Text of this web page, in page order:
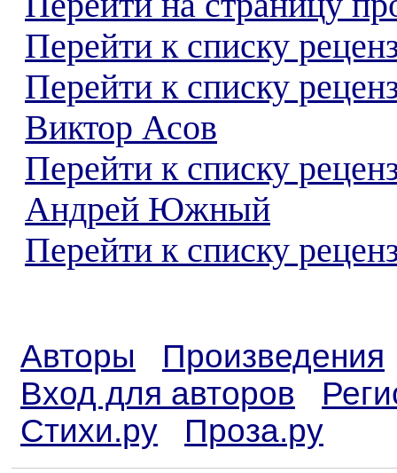
Перейти к списку
Перейти к списку
Виктор Асов
Перейти к списку
Андрей Южный
Перейти к списку
Авторы
Произведения
Вход для авторов
Стихи.ру
Проза.ру